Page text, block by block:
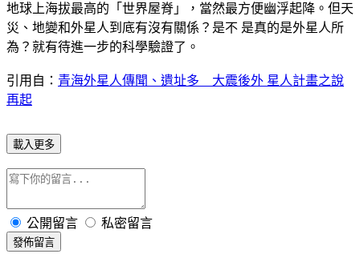
地球上海拔最高的「世界屋脊」，當然最方便幽浮起降。但天
災、地變和外星人到底有沒有關係？是不 是真的是外星人所
為？就有待進一步的科學驗證了。
引用自： 青海外星人傳聞、遺址多 大震後外 星人計畫之說
再起
載入更多
公開留言 私密留言
發佈留言